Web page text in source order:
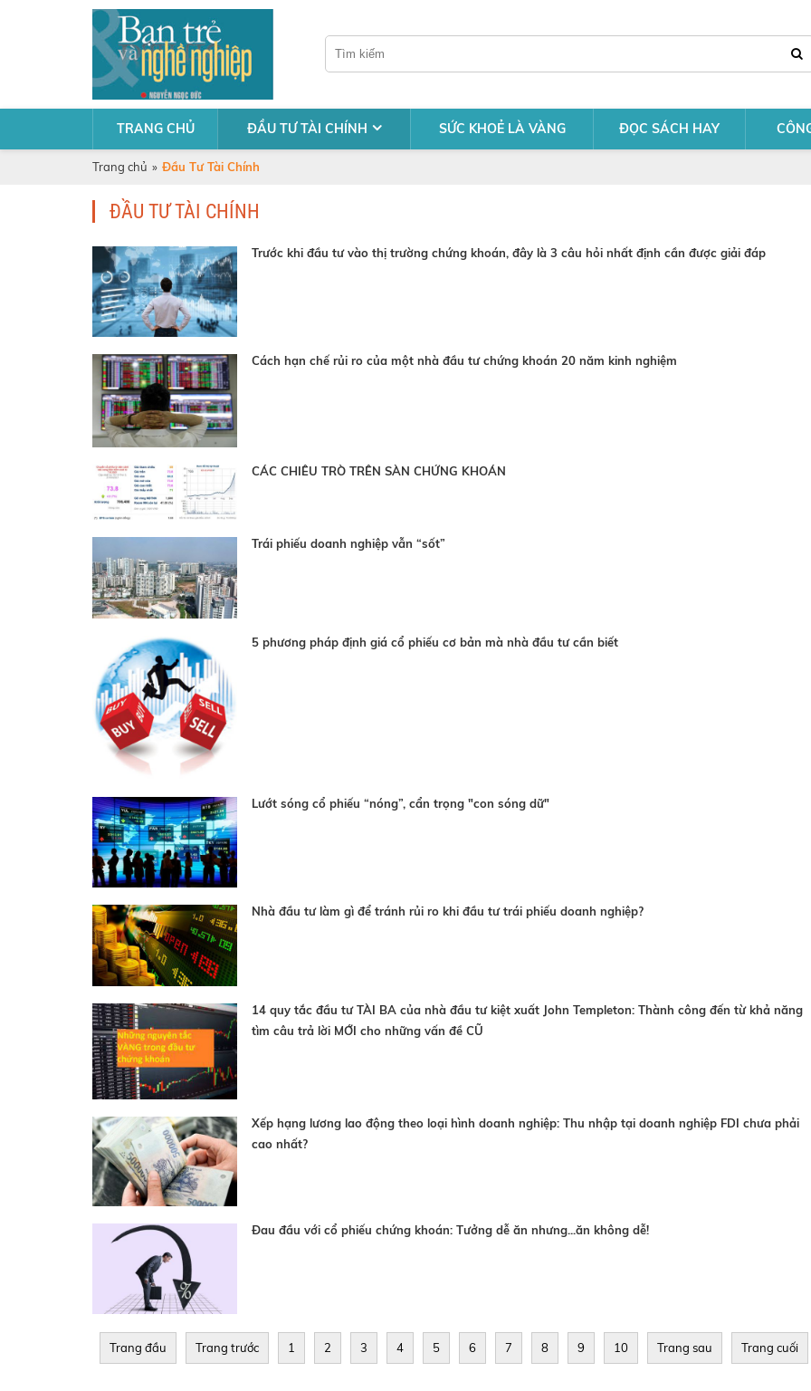
TRANG CHỦ ĐẦU TƯ TÀI CHÍNH SỨC KHOẺ LÀ VÀNG ĐỌC SÁCH HAY
Trang chủ » Đầu Tư Tài Chính
ĐẦU TƯ TÀI CHÍNH
Trước khi đầu tư vào thị trường chứng khoán, đây là 3 câu hỏi nhất định cần được giải đáp
Cách hạn chế rủi ro của một nhà đầu tư chứng khoán 20 năm kinh nghiệm
CÁC CHIÊU TRÒ TRÊN SÀN CHỨNG KHOÁN
Trái phiếu doanh nghiệp vẫn “sốt”
5 phương pháp định giá cổ phiếu cơ bản mà nhà đầu tư cần biết
Lướt sóng cổ phiếu “nóng”, cẩn trọng "con sóng dữ"
Nhà đầu tư làm gì để tránh rủi ro khi đầu tư trái phiếu doanh nghiệp?
14 quy tắc đầu tư TÀI BA của nhà đầu tư kiệt xuất John Templeton: Thành công đến từ khả năng
tìm câu trả lời MỚI cho những vấn đề CŨ
Xếp hạng lương lao động theo loại hình doanh nghiệp: Thu nhập tại doanh nghiệp FDI chưa phải
cao nhất?
Đau đầu với cổ phiếu chứng khoán: Tưởng dễ ăn nhưng...ăn không dễ!
Trang đầu Trang trước 1 2 3 4 5 6 7 8 9 10 Trang sau Trang cuối